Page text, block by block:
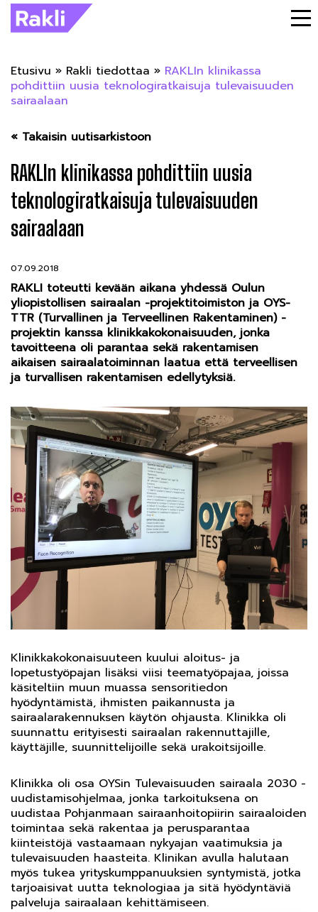
Etusivu » Rakli tiedottaa » RAKLIn klinikassa
pohdittiin uusia teknologiratkaisuja tulevaisuuden
sairaalaan
« Takaisin uutisarkistoon
RAKLIn klinikassa pohdittiin uusia
teknologiratkaisuja tulevaisuuden
sairaalaan
07.09.2018
RAKLI toteutti kevään aikana yhdessä Oulun
yliopistollisen sairaalan -projektitoimiston ja OYS-
TTR (Turvallinen ja Terveellinen Rakentaminen) -
projektin kanssa klinikkakokonaisuuden, jonka
tavoitteena oli parantaa sekä rakentamisen
aikaisen sairaalatoiminnan laatua että terveellisen
ja turvallisen rakentamisen edellytyksiä.
Klinikkakokonaisuuteen kuului aloitus- ja
lopetustyöpajan lisäksi viisi teematyöpajaa, joissa
käsiteltiin muun muassa sensoritiedon
hyödyntämistä, ihmisten paikannusta ja
sairaalarakennuksen käytön ohjausta. Klinikka oli
suunnattu erityisesti sairaalan rakennuttajille,
käyttäjille, suunnittelijoille sekä urakoitsijoille.
Klinikka oli osa OYSin Tulevaisuuden sairaala 2030 -
uudistamisohjelmaa, jonka tarkoituksena on
uudistaa Pohjanmaan sairaanhoitopiirin sairaaloiden
toimintaa sekä rakentaa ja perusparantaa
kiinteistöjä vastaamaan nykyajan vaatimuksia ja
tulevaisuuden haasteita. Klinikan avulla halutaan
myös tukea yrityskumppanuuksien syntymistä, jotka
tarjoaisivat uutta teknologiaa ja sitä hyödyntäviä
palveluja sairaalaan kehittämiseen.